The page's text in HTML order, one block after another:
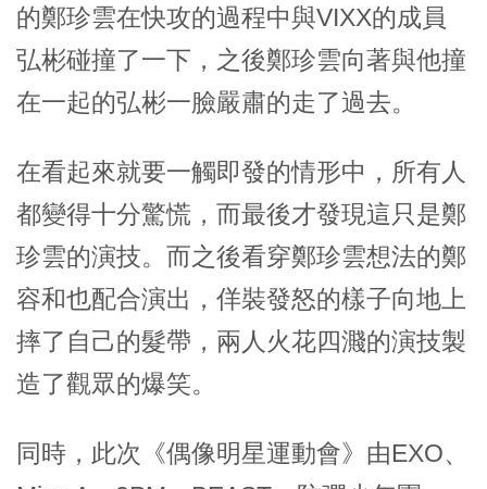
的鄭珍雲在快攻的過程中與VIXX的成員
弘彬碰撞了一下，之後鄭珍雲向著與他撞
在一起的弘彬一臉嚴肅的走了過去。
在看起來就要一觸即發的情形中，所有人
都變得十分驚慌，而最後才發現這只是鄭
珍雲的演技。而之後看穿鄭珍雲想法的鄭
容和也配合演出，佯裝發怒的樣子向地上
摔了自己的髮帶，兩人火花四濺的演技製
造了觀眾的爆笑。
同時，此次《偶像明星運動會》由EXO、